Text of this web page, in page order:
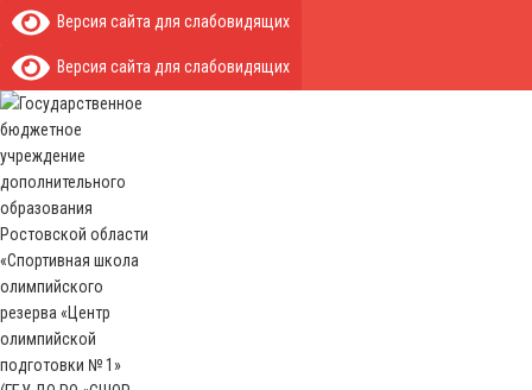
Версия сайта для слабовидящих
Версия сайта для слабовидящих